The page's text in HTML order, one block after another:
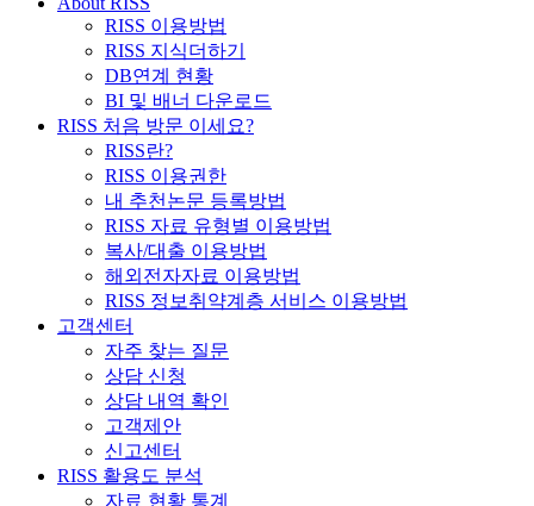
RISS 이용방법
RISS 지식더하기
DB연계 현황
BI 및 배너 다운로드
RISS 처음 방문 이세요?
RISS란?
RISS 이용권한
내 추천논문 등록방법
RISS 자료 유형별 이용방법
복사/대출 이용방법
해외전자자료 이용방법
RISS 정보취약계층 서비스 이용방법
고객센터
자주 찾는 질문
상담 신청
상담 내역 확인
고객제안
신고센터
RISS 활용도 분석
자료 현황 통계